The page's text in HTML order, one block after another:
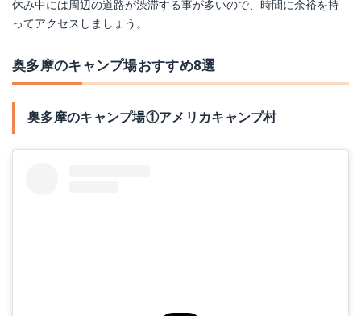
休み中には周辺の道路が渋滞する事が多いので、時間に余裕を持
ってアクセスしましょう。
奥多摩のキャンプ場おすすめ8選
奥多摩のキャンプ場①アメリカキャンプ村